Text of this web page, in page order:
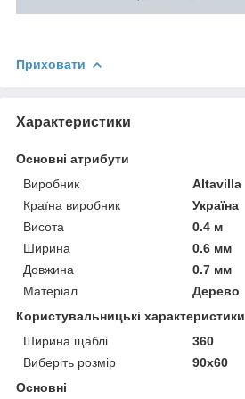
Приховати
Характеристики
Основні атрибути
Виробник
Altavilla
Країна виробник
Україна
Висота
0.4 м
Ширина
0.6 мм
Довжина
0.7 мм
Матеріал
Дерево
Користувальницькі характеристики
Ширина щаблі
360
Виберіть розмір
90х60
Основні